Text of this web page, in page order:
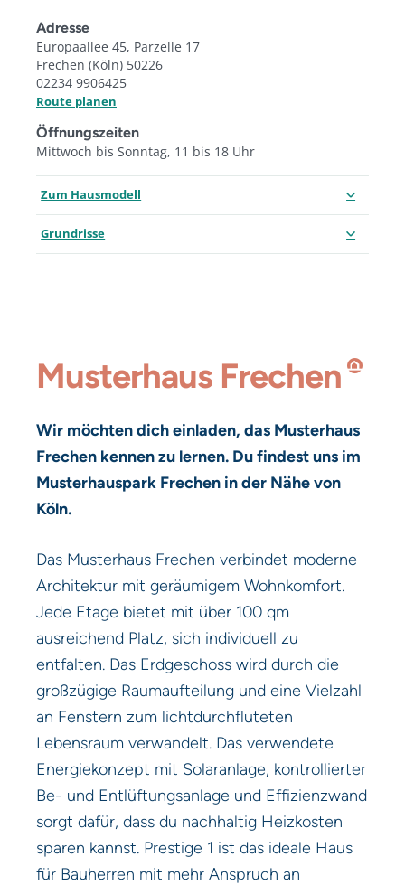
Adresse
Europaallee 45, Parzelle 17
Frechen (Köln) 50226
02234 9906425
Route planen
Öffnungszeiten
Mittwoch bis Sonntag, 11 bis 18 Uhr
Zum Hausmodell
Grundrisse
Musterhaus Frechen
Wir möchten dich einladen, das Musterhaus
Frechen kennen zu lernen. Du findest uns im
Musterhauspark Frechen in der Nähe von
Köln.
Das Musterhaus Frechen verbindet moderne
Architektur mit geräumigem Wohnkomfort.
Jede Etage bietet mit über 100 qm
ausreichend Platz, sich individuell zu
entfalten. Das Erdgeschoss wird durch die
großzügige Raumaufteilung und eine Vielzahl
an Fenstern zum lichtdurchfluteten
Lebensraum verwandelt. Das verwendete
Energiekonzept mit Solaranlage, kontrollierter
Be- und Entlüftungsanlage und Effizienzwand
sorgt dafür, dass du nachhaltig Heizkosten
sparen kannst. Prestige 1 ist das ideale Haus
für Bauherren mit mehr Anspruch an